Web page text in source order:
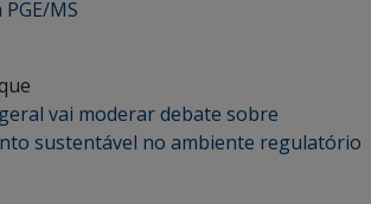
MS
vai moderar debate sobre
sustentável no ambiente regulatório